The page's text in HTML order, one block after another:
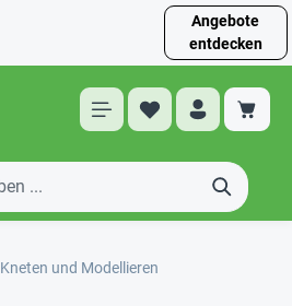
Angebote
entdecken
Kneten und Modellieren